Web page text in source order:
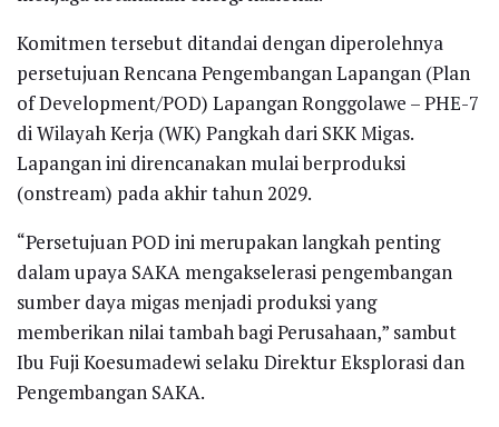
Komitmen tersebut ditandai dengan diperolehnya
persetujuan Rencana Pengembangan Lapangan (Plan
of Development/POD) Lapangan Ronggolawe – PHE-7
di Wilayah Kerja (WK) Pangkah dari SKK Migas.
Lapangan ini direncanakan mulai berproduksi
(onstream) pada akhir tahun 2029.
“Persetujuan POD ini merupakan langkah penting
dalam upaya SAKA mengakselerasi pengembangan
sumber daya migas menjadi produksi yang
memberikan nilai tambah bagi Perusahaan,” sambut
Ibu Fuji Koesumadewi selaku Direktur Eksplorasi dan
Pengembangan SAKA.